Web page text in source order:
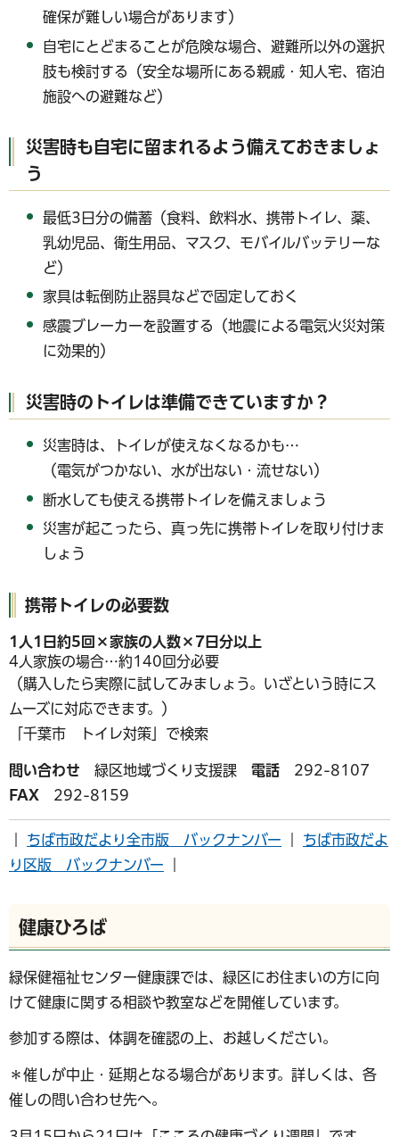
確保が難しい場合があります）
自宅にとどまることが危険な場合、避難所以外の選択
肢も検討する（安全な場所にある親戚・知人宅、宿泊
施設への避難など）
災害時も自宅に留まれるよう備えておきましょ
う
最低3日分の備蓄（食料、飲料水、携帯トイレ、薬、
乳幼児品、衛生用品、マスク、モバイルバッテリーな
ど）
家具は転倒防止器具などで固定しておく
感震ブレーカーを設置する（地震による電気火災対策
に効果的）
災害時のトイレは準備できていますか？
災害時は、トイレが使えなくなるかも…
（電気がつかない、水が出ない・流せない）
断水しても使える携帯トイレを備えましょう
災害が起こったら、真っ先に携帯トイレを取り付けま
しょう
携帯トイレの必要数
1人1日約5回×家族の人数×7日分以上
4人家族の場合…約140回分必要
（購入したら実際に試してみましょう。いざという時にス
ムーズに対応できます。）
「千葉市 トイレ対策」で検索
問い合わせ 緑区地域づくり支援課 電話 292-8107
FAX 292-8159
ちば市政だより全市版 バックナンバー
ちば市政だよ
り区版 バックナンバー
健康ひろば
緑保健福祉センター健康課では、緑区にお住まいの方に向
けて健康に関する相談や教室などを開催しています。
参加する際は、体調を確認の上、お越しください。
＊催しが中止・延期となる場合があります。詳しくは、各
催しの問い合わせ先へ。